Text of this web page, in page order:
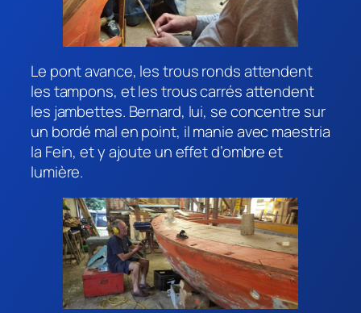
Le pont avance, les trous ronds attendent
les tampons, et les trous carrés attendent
les jambettes. Bernard, lui, se concentre sur
un bordé mal en point, il manie avec maestria
la Fein, et y ajoute un effet d’ombre et
lumière.